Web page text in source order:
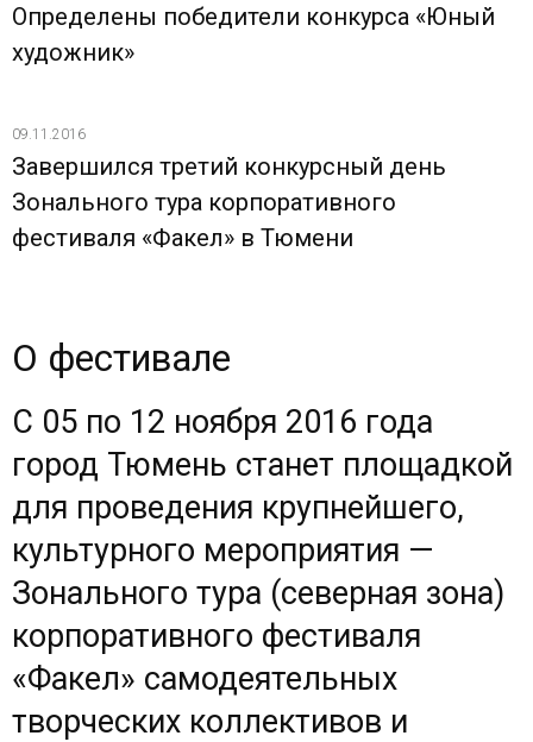
Определены победители конкурса «Юный
художник»
09.11.2016
Завершился третий конкурсный день
Зонального тура корпоративного
фестиваля «Факел» в Тюмени
О фестивале
С 05 по 12 ноября 2016 года
город Тюмень станет площадкой
для проведения крупнейшего,
культурного мероприятия —
Зонального тура (северная зона)
корпоративного фестиваля
«Факел» самодеятельных
творческих коллективов и